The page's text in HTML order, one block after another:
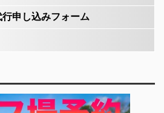
申し込みフォーム